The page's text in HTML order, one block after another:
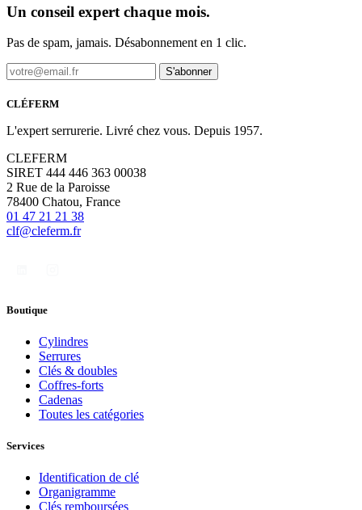
Un conseil expert chaque mois.
Pas de spam, jamais. Désabonnement en 1 clic.
S'abonner
CLÉFERM
L'expert serrurerie. Livré chez vous. Depuis 1957.
CLEFERM
SIRET 444 446 363 00038
2 Rue de la Paroisse
78400 Chatou, France
01 47 21 21 38
clf@cleferm.fr
Boutique
Cylindres
Serrures
Clés & doubles
Coffres-forts
Cadenas
Toutes les catégories
Services
Identification de clé
Organigramme
Clés remboursées